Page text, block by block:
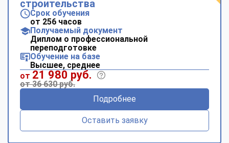
строительства
Срок обучения
от 256 часов
Получаемый документ
Диплом о профессиональной
переподготовке
Обучение на базе
Высшее, среднее
от 21 980 руб.
от 36 630 руб.
Подробнее
Оставить заявку